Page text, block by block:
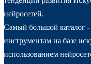
нейросетей.
Самый большой каталог -
инструментам на базе
использованием